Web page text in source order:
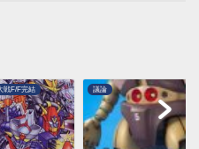
戦F/F完結 議論